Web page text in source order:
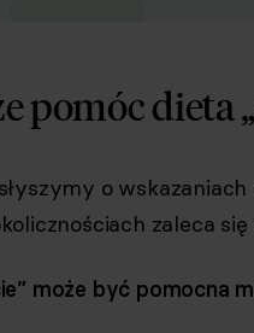
pomóc dieta
o
zaleca
może być pomocna